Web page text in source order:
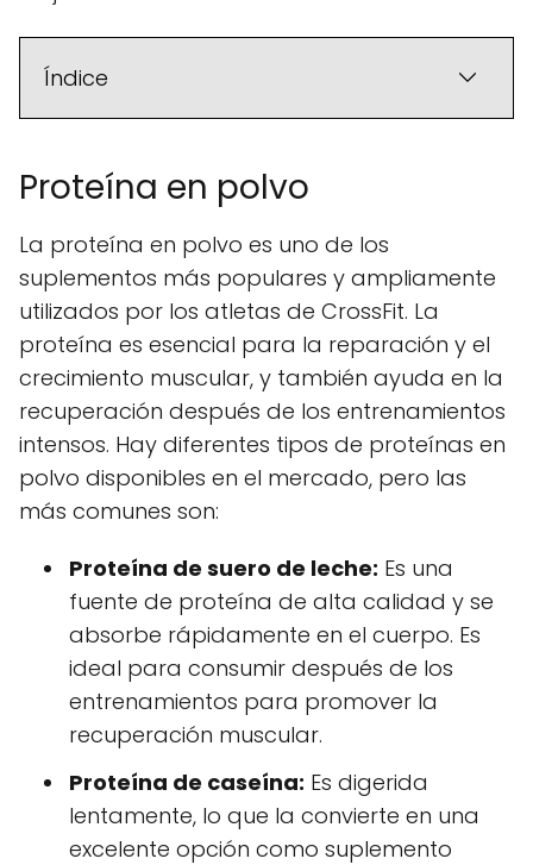
Índice
Proteína en polvo
La proteína en polvo es uno de los
suplementos más populares y ampliamente
utilizados por los atletas de CrossFit. La
proteína es esencial para la reparación y el
crecimiento muscular, y también ayuda en la
recuperación después de los entrenamientos
intensos. Hay diferentes tipos de proteínas en
polvo disponibles en el mercado, pero las
más comunes son:
Proteína de suero de leche: Es una
fuente de proteína de alta calidad y se
absorbe rápidamente en el cuerpo. Es
ideal para consumir después de los
entrenamientos para promover la
recuperación muscular.
Proteína de caseína: Es digerida
lentamente, lo que la convierte en una
excelente opción como suplemento